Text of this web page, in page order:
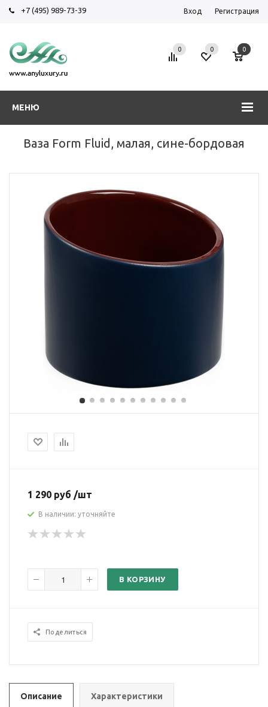
+7 (495) 989-73-39 Вход Регистрация
МЕНЮ
0 0 0
Ваза Form Fluid, малая, сине-бордовая
1 290 руб /шт
В наличии: уточняйте
В КОРЗИНУ
Поделиться
Описание Характеристики